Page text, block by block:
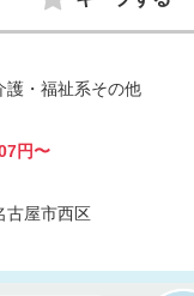
護・福祉系その他
円〜
古屋市西区